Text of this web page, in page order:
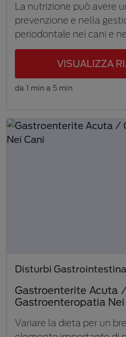
La nutrizione può avere
prevenzione e nella
periodontale nei cani e
VISUALIZZA
da 1 min a 5 min
Disturbi
Gastroenterite Acuta
Gastroenteropatia Nei
Variare la dieta per un